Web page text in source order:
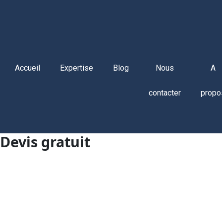
Accueil Expertise Blog Nous
contacter
A
Devis gratuit